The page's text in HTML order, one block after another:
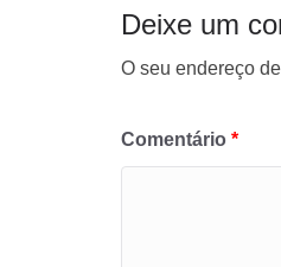
Deixe um
O seu endereço
Comentário *